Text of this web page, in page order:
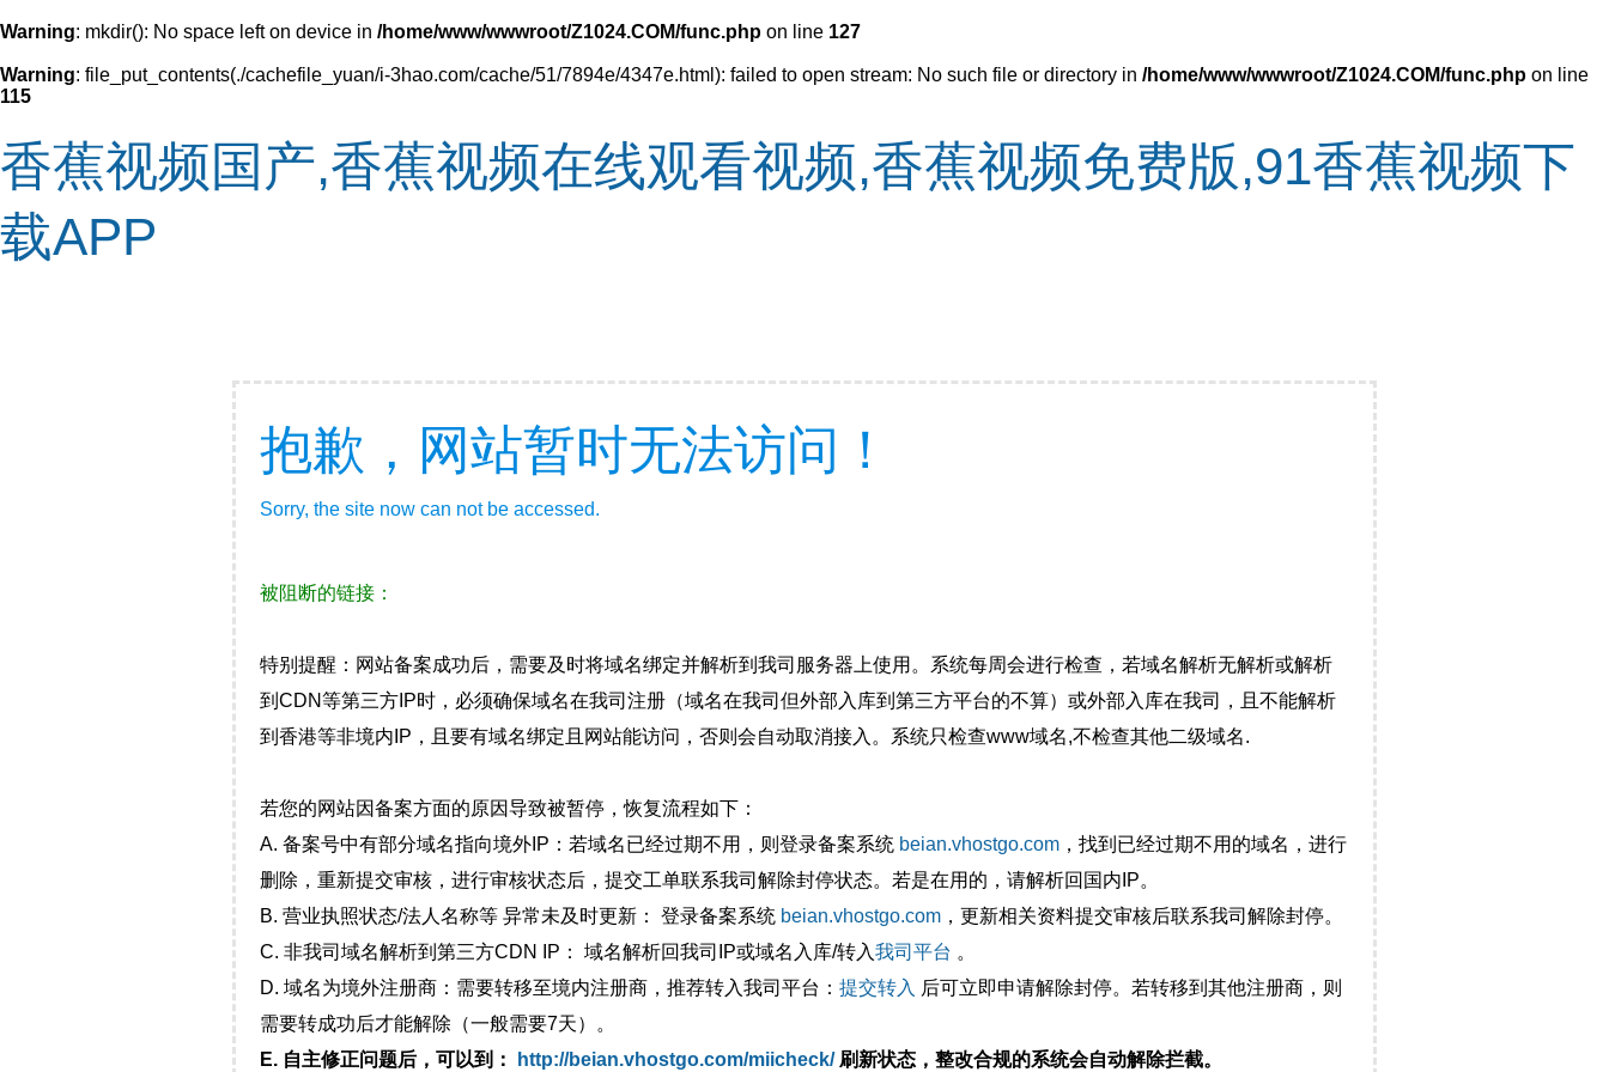
Warning: mkdir(): No space left on device in /home/www/wwwroot/Z1024.COM/func.php on line 127
Warning: file_put_contents(./cachefile_yuan/i-3hao.com/cache/51/7894e/4347e.html): failed to open stream: No such file or directory in /home/www/wwwroot/Z1024.COM/func.php on line
115
香蕉视频国产,香蕉视频在线观看视频,香蕉视频免费版,91香蕉视频下
载APP
抱歉，网站暂时无法访问！
Sorry, the site now can not be accessed.
被阻断的链接：
特别提醒：网站备案成功后，需要及时将域名绑定并解析到我司服务器上使用。系统每周会进行检查，若域名解析无解析或解析
到CDN等第三方IP时，必须确保域名在我司注册（域名在我司但外部入库到第三方平台的不算）或外部入库在我司，且不能解析
到香港等非境内IP，且要有域名绑定且网站能访问，否则会自动取消接入。系统只检查www域名,不检查其他二级域名.
若您的网站因备案方面的原因导致被暂停，恢复流程如下：
A. 备案号中有部分域名指向境外IP：若域名已经过期不用，则登录备案系统 beian.vhostgo.com ，找到已经过期不用的域名，进行
删除，重新提交审核，进行审核状态后，提交工单联系我司解除封停状态。若是在用的，请解析回国内IP。
B. 营业执照状态/法人名称等 异常未及时更新： 登录备案系统 beian.vhostgo.com ，更新相关资料提交审核后联系我司解除封停。
C. 非我司域名解析到第三方CDN IP： 域名解析回我司IP或域名入库/转入我司平台 。
D. 域名为境外注册商：需要转移至境内注册商，推荐转入我司平台： 提交转入 后可立即申请解除封停。若转移到其他注册商，则
需要转成功后才能解除（一般需要7天）。
E. 自主修正问题后，可以到：
http://beian.vhostgo.com/miicheck/刷新状态，整改合规的系统会自动解除拦截。